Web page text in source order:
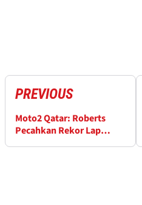
PREVIOUS
Moto2 Qatar: Roberts
Pecahkan Rekor Lap